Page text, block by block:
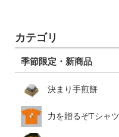
カテゴリ
季節限定・新商品
決まり手煎餅
力を贈るぞTシャツ